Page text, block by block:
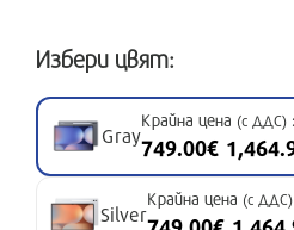
Избери цвят:
Gray
Крайна цена (с ДДС) :
749.00€
Silver
Крайна цена (с ДДС)